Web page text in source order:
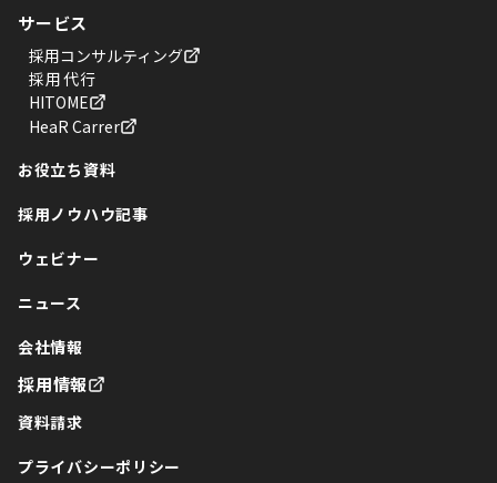
サービス
採用コンサルティング
採用代行
HITOME
HeaR Carrer
お役立ち資料
採用ノウハウ記事
ウェビナー
ニュース
会社情報
採用情報
資料請求
プライバシーポリシー